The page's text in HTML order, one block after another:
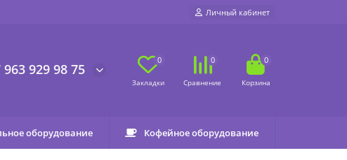
Личный кабинет
963 929 98 75
0 0 0
оборудование Кофейное оборудование